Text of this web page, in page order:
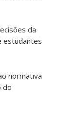
da
estudantes
normativa
do